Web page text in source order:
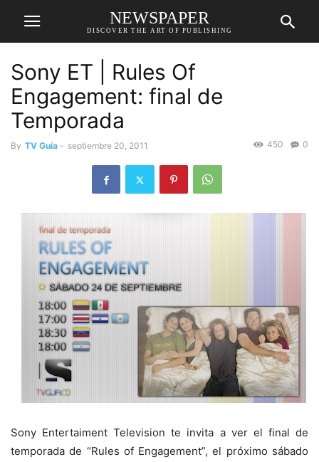
NEWSPAPER
DISCOVER THE ART OF PUBLISHING
Sony ET | Rules Of
Engagement: final de
Temporada
By TV Guía - septiembre 20, 2011 0
450
Sony Entertaiment Television te invita a ver el final de
temporada de “Rules of Engagement”, el próximo sábado